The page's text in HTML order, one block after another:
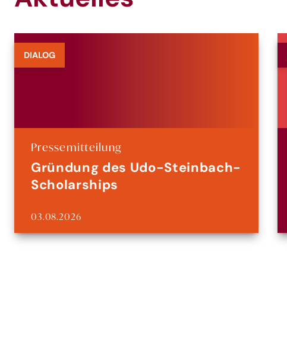
DIALOG
Pressemitteilung
Gründung des Udo-Steinbach-
Scholarships
03.08.2026